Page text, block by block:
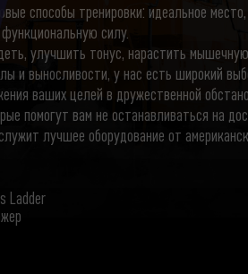
способы тренировки: идеальное
функциональную силу.
улучшить тонус, нарастить
и выносливости, у нас есть широкий
ваших целей в дружественной
помогут вам не останавливаться на
лучшее оборудование от
Ladder